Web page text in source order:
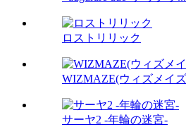
ロストリリック
WIZMAZE(ウィズメイ
サーヤ2 -年輪の迷宮-